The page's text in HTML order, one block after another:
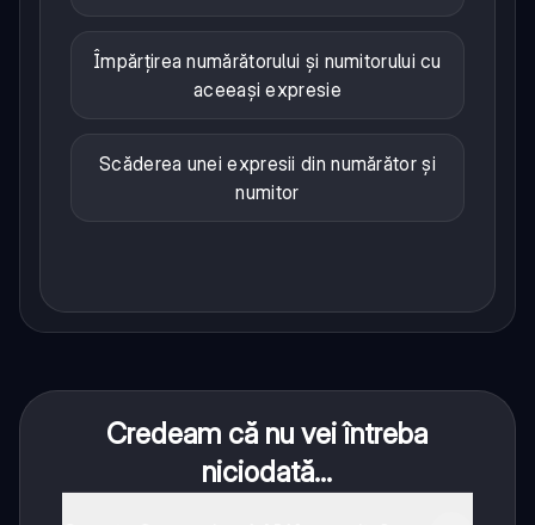
Împărțirea numărătorului și numitorului cu
aceeași expresie
Scăderea unei expresii din numărător și
numitor
Credeam că nu vei întreba
niciodată...